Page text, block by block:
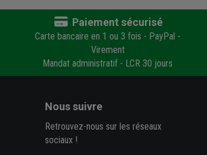
Paiement sécurisé
Carte bancaire en 1 ou 3 fois - PayPal -
Virement
Mandat administratif - LCR 30 jours
Nous suivre
Retrouvez-nous sur les réseaux
sociaux !